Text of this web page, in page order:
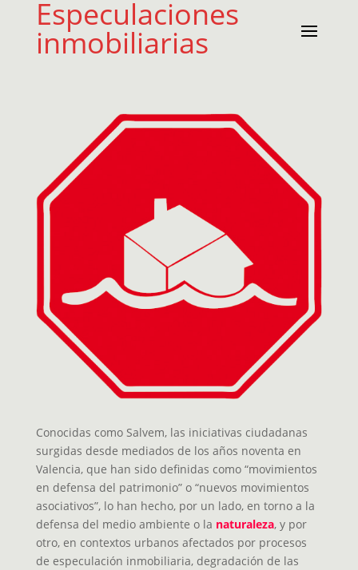
Especulaciones
inmobiliarias
Conocidas como Salvem, las iniciativas ciudadanas
surgidas desde mediados de los años noventa en
Valencia, que han sido definidas como “movimientos
en defensa del patrimonio” o “nuevos movimientos
asociativos”, lo han hecho, por un lado, en torno a la
defensa del medio ambiente o la naturaleza, y por
otro, en contextos urbanos afectados por procesos
de especulación inmobiliaria, degradación de las